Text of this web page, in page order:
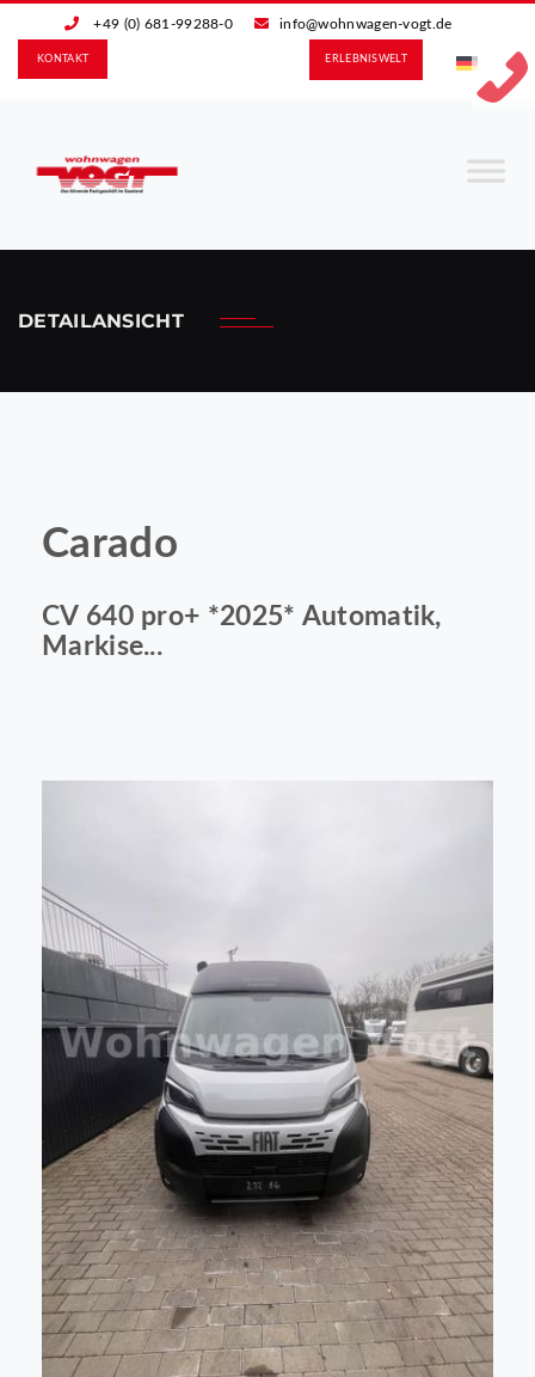
+49 (0) 681-99288-0 info@wohnwagen-vogt.de
ERLEBNIS­WELT
KONTAKT
DETAILANSICHT
Carado
CV 640 pro+ *2025* Automatik,
Markise...